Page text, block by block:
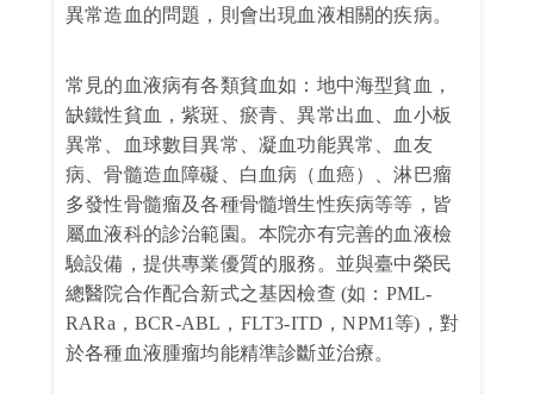
異常造血的問題，則會出現血液相關的疾病。
常見的血液病有各類貧血如：地中海型貧血，
缺鐵性貧血，紫斑、瘀青、異常出血、血小板
異常、血球數目異常、凝血功能異常、血友
病、骨髓造血障礙、白血病（血癌）、淋巴瘤
多發性骨髓瘤及各種骨髓增生性疾病等等，皆
屬血液科的診治範園。本院亦有完善的血液檢
驗設備，提供專業優質的服務。並與臺中榮民
總醫院合作配合新式之基因檢查 (如： PML-
RARa ，BCR-ABL ， FLT3-ITD ，NPM1 等) ，對
於各種血液腫瘤均能精準診斷並治療。